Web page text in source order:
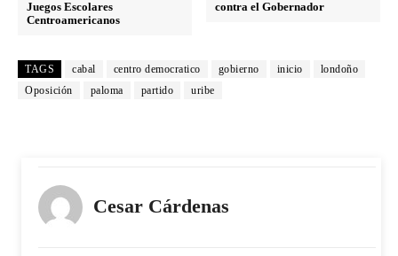
Juegos Escolares
Centroamericanos
contra el Gobernador
TAGS cabal centro democratico gobierno inicio
londoño
Oposición
paloma partido uribe
Cesar Cárdenas